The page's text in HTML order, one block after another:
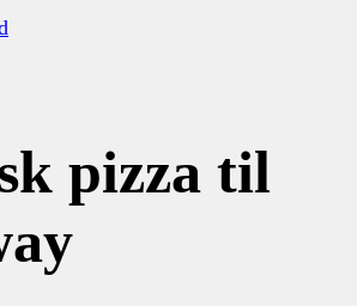
pizza til